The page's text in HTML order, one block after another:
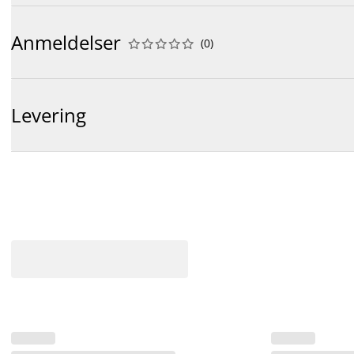
Anmeldelser 




 (0)
Levering